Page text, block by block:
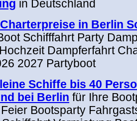
in Deutschland
in Berlin
Schifffahrt Party
Dampferfahrt
2027 Partyboot
Schiffe bis 40
bei Berlin für Ihre
Bootsparty